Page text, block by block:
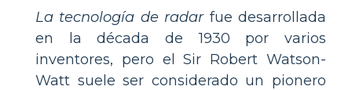
La tecnología de radarfue desarrollada
en la década de 1930 por varios
inventores, pero el Sir Robert Watson-
Watt suele ser considerado un pionero